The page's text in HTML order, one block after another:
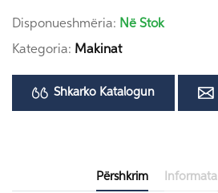
Disponueshmëria: Në Stok
Kategoria: Makinat
Shkarko Katalogun
Përshkrim Informata